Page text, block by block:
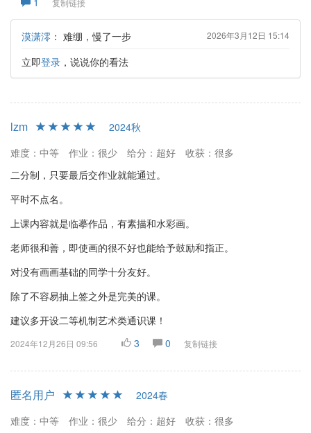
复制链接
漠潇澪 ： 难绷，慢了一步 2026年3月12日 15:14
立即登录 ，说说你的看法
lzm
2024秋
难度：中等
作业：很少 给分：超好
收获：很多
二分制，只要最后交作业就能通过。
平时不点名。
上课内容就是临摹作品，有素描和水彩画。
老师很和善，即使画的很不好也能给予鼓励和指正。
对没有画画基础的同学十分友好。
除了不容易抽上签之外是完美的课。
建议多开设二等机制艺术类通识课！
2024年12月26日 09:56 3 0 复制链接
匿名用户
2024春
难度：中等
作业：很少 给分：超好
收获：很多